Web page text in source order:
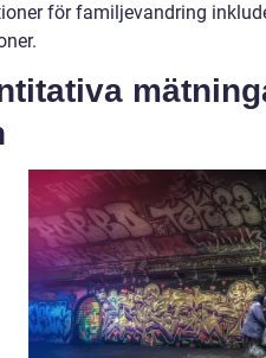
för familjevandring